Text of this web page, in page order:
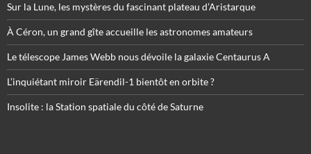
Sur la Lune, les mystères du fascinant plateau d’Aristarque
À Céron, un grand gîte accueille les astronomes amateurs
Le télescope James Webb nous dévoile la galaxie Centaurus A
L’inquiétant miroir Eärendil-1 bientôt en orbite ?
Insolite : la Station spatiale du côté de Saturne